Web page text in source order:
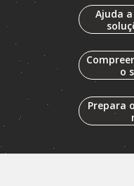
o
Ajuda
Prepara